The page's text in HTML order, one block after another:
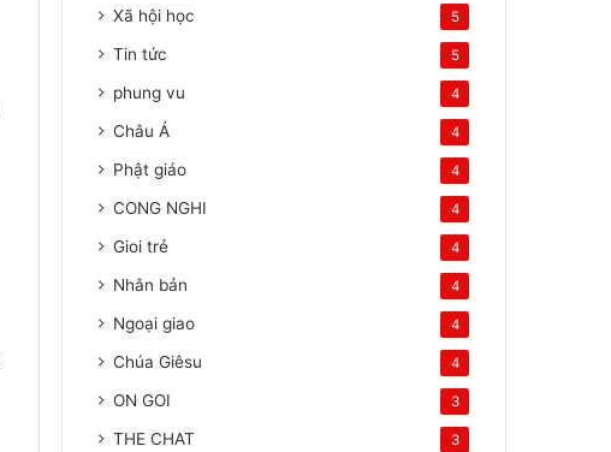
Xã hội học 5
Tin tức 5
phung vu 4
Châu Á 4
Phật giáo 4
CONG NGHI 4
Gioi trẻ 4
Nhân bản 4
Ngoại giao 4
Chúa Giêsu 4
ON GOI 3
THE CHAT 3